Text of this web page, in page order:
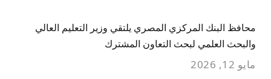
محافظ البنك المركزي المصري يلتقي وزير التعليم العالي
والبحث العلمي لبحث التعاون المشترك
مايو 12, 2026